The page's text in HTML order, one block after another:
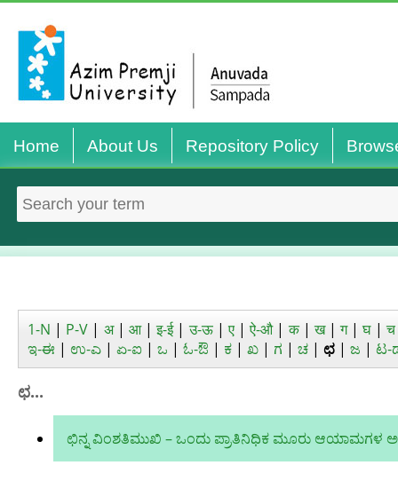
Home About Us Repository Policy
1-N | P-V | अ| आ|इ-ई|उ-ऊ|ए|ऐ-औ|क|ख|ग|घ|च
ಇ-ಈ | ಉ-ಎ | ಏ-ಐ | ಒ | ಓ-ಔ | ಕ | ಖ | ಗ | ಚ | ಛ | ಜ | ಟ-
ಛ...
ಛಿನ್ನ ವಿಂಶತಿಮುಖಿ – ಒಂದು ಪ್ರಾತಿನಿಧಿಕ ಮೂರು ಆಯಾಮಗಳ